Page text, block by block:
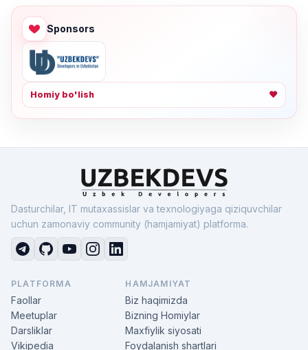
Sponsors
Homiy bo'lish ❤
Dasturchilar, IT mutaxassislar va texnologiyaga qiziquvchilar
uchun zamonaviy community (hamjamiyat) platforma.
PLATFORMA
Faollar
Meetuplar
Darsliklar
Vikipedia
HAMJAMIYAT
Biz haqimizda
Bizning Homiylar
Maxfiylik siyosati
Foydalanish shartlari